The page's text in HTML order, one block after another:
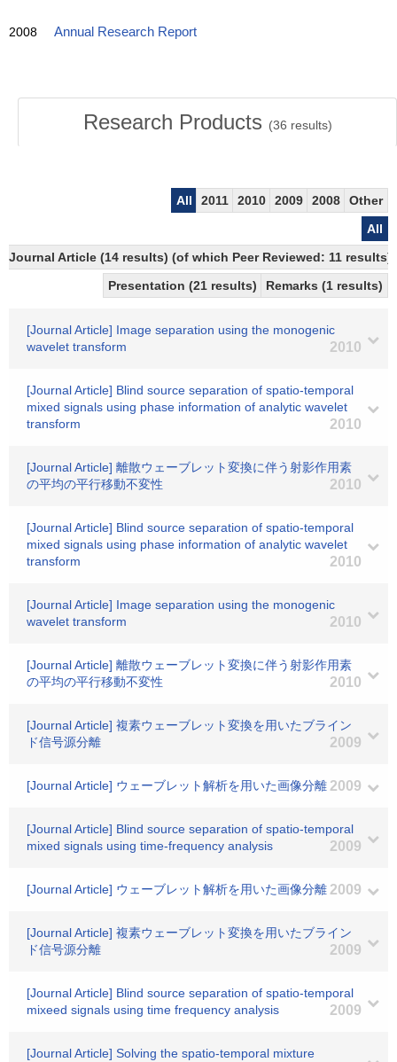
2008 Annual Research Report
Research Products (36 results)
All 2011 2010 2009 2008
Other
All
Journal Article (14 results) (of which Peer Reviewed: 11 results)
Presentation (21 results)
Remarks (1 results)
[Journal Article] Image separation using the monogenic
wavelet transform
2010
[Journal Article] Blind source separation of spatio-temporal
mixed signals using phase information of analytic wavelet
transform
2010
[Journal Article] 離散ウェーブレット変換に伴う射影作用素
の平均の平行移動不変性
2010
[Journal Article] Blind source separation of spatio-temporal
mixed signals using phase information of analytic wavelet
transform
2010
[Journal Article] Image separation using the monogenic
wavelet transform
2010
[Journal Article] 離散ウェーブレット変換に伴う射影作用素
の平均の平行移動不変性
2010
[Journal Article] 複素ウェーブレット変換を用いたブライン
ド信号源分離
2009
[Journal Article] ウェーブレット解析を用いた画像分離 2009
[Journal Article] Blind source separation of spatio-temporal
mixed signals using time-frequency analysis
2009
[Journal Article] ウェーブレット解析を用いた画像分離 2009
[Journal Article] 複素ウェーブレット変換を用いたブライン
ド信号源分離
2009
[Journal Article] Blind source separation of spatio-temporal
mixeed signals using time frequency analysis
2009
[Journal Article] Solving the spatio-temporal mixture